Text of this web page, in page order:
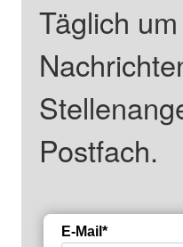
Täglich
Postfach.
E-Mail*